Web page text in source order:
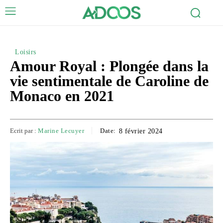
Loisirs
Amour Royal : Plongée dans la
vie sentimentale de Caroline de
Monaco en 2021
Ecrit par : Marine Lecuyer Date: 8 février 2024